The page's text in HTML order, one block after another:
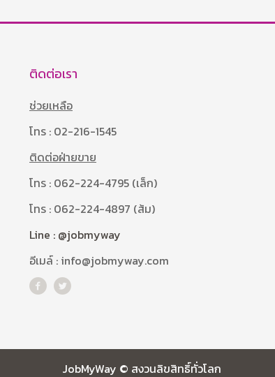
ติดต่อเรา
ช่วยเหลือ
โทร : 02-216-1545
ติดต่อฝ่ายขาย
โทร : 062-224-4795 (เล็ก)
โทร : 062-224-4897 (ส้ม)
Line : @jobmyway
อีเมล์ : info@jobmyway.com
JobMyWay © สงวนลิขสิทธิ์ทั่วโลก